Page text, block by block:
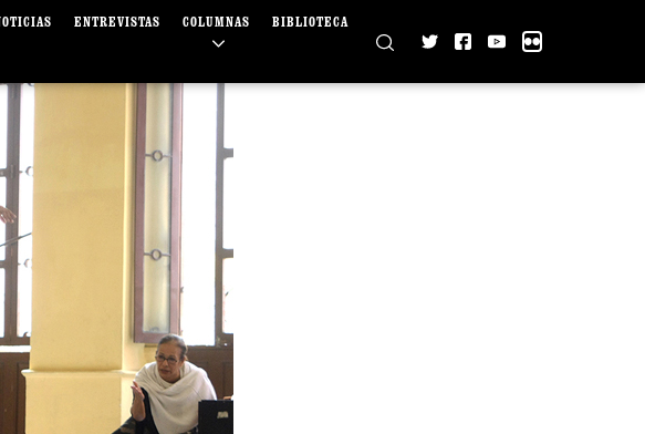
ENTREVISTAS COLUMNAS BIBLIOTECA